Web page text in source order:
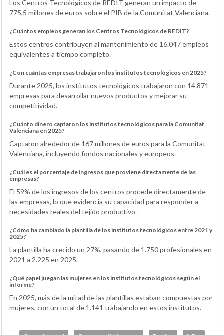
Los Centros Tecnológicos de REDIT generan un impacto de
775,5 millones de euros sobre el PIB de la Comunitat Valenciana.
¿Cuántos empleos generan los Centros Tecnológicos de REDIT?
Estos centros contribuyen al mantenimiento de 16.047 empleos
equivalentes a tiempo completo.
¿Con cuántas empresas trabajaron los institutos tecnológicos en 2025?
Durante 2025, los institutos tecnológicos trabajaron con 14.871
empresas para desarrollar nuevos productos y mejorar su
competitividad.
¿Cuánto dinero captaron los institutos tecnológicos para la Comunitat
Valenciana en 2025?
Captaron alrededor de 167 millones de euros para la Comunitat
Valenciana, incluyendo fondos nacionales y europeos.
¿Cuál es el porcentaje de ingresos que proviene directamente de las
empresas?
El 59% de los ingresos de los centros procede directamente de
las empresas, lo que evidencia su capacidad para responder a
necesidades reales del tejido productivo.
¿Cómo ha cambiado la plantilla de los institutos tecnológicos entre 2021 y
2025?
La plantilla ha crecido un 27%, pasando de 1.750 profesionales en
2021 a 2.225 en 2025.
¿Qué papel juegan las mujeres en los institutos tecnológicos según el
informe?
En 2025, más de la mitad de las plantillas estaban compuestas por
mujeres, con un total de 1.141 trabajando en estos institutos.